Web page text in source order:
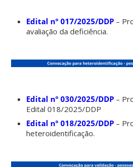
Edital nº 017/2025/DDP –
avaliação da deficiência.
Edital nº 030/2025/DDP –
Edital 018/2025/DDP
Edital nº 018/2025/DDP –
heteroidentificação.